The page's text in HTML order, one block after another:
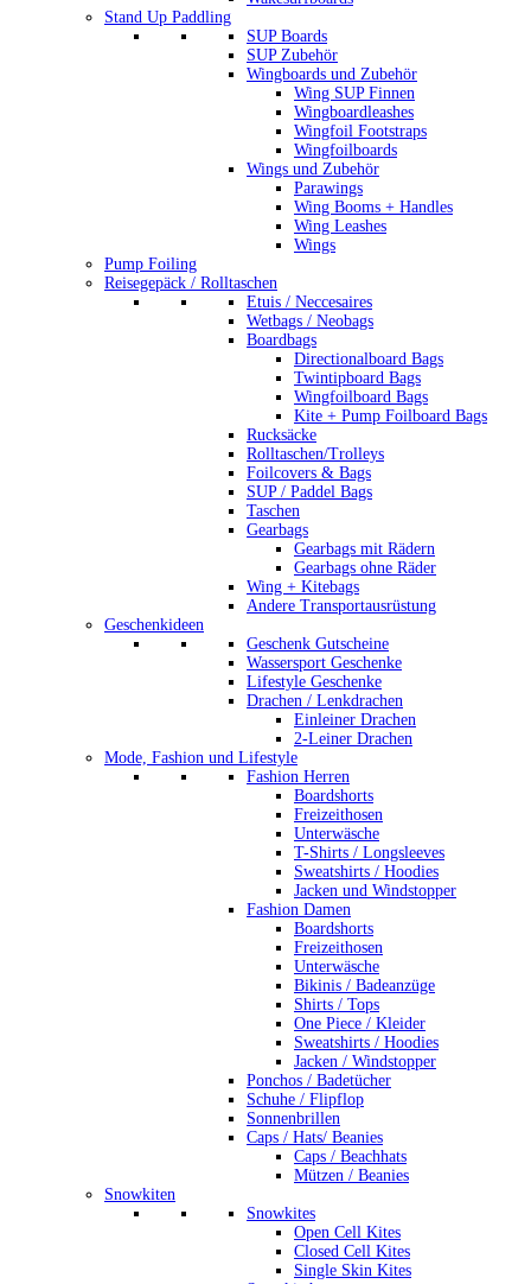
Stand Up Paddling
SUP Boards
SUP Zubehör
Wingboards und Zubehör
Wing SUP Finnen
Wingboardleashes
Wingfoil Footstraps
Wingfoilboards
Wings und Zubehör
Parawings
Wing Booms + Handles
Wing Leashes
Wings
Pump Foiling
Reisegepäck / Rolltaschen
Etuis / Neccesaires
Wetbags / Neobags
Boardbags
Directionalboard Bags
Twintipboard Bags
Wingfoilboard Bags
Kite + Pump Foilboard Bags
Rucksäcke
Rolltaschen/Trolleys
Foilcovers & Bags
SUP / Paddel Bags
Taschen
Gearbags
Gearbags mit Rädern
Gearbags ohne Räder
Wing + Kitebags
Andere Transportausrüstung
Geschenkideen
Geschenk Gutscheine
Wassersport Geschenke
Lifestyle Geschenke
Drachen / Lenkdrachen
Einleiner Drachen
2-Leiner Drachen
Mode, Fashion und Lifestyle
Fashion Herren
Boardshorts
Freizeithosen
Unterwäsche
T-Shirts / Longsleeves
Sweatshirts / Hoodies
Jacken und Windstopper
Fashion Damen
Boardshorts
Freizeithosen
Unterwäsche
Bikinis / Badeanzüge
Shirts / Tops
One Piece / Kleider
Sweatshirts / Hoodies
Jacken / Windstopper
Ponchos / Badetücher
Schuhe / Flipflop
Sonnenbrillen
Caps / Hats/ Beanies
Caps / Beachhats
Mützen / Beanies
Snowkiten
Snowkites
Open Cell Kites
Closed Cell Kites
Single Skin Kites